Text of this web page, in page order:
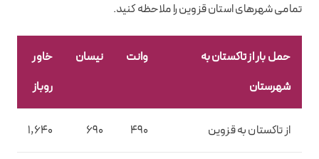
تمامی شهرهای استان قزوین را ملاحظه کنید.
حمل بار از تاکستان به
شهرستان
وانت نیسان
خاور
روباز
از تاکستان به قزوین 490
690
1,640